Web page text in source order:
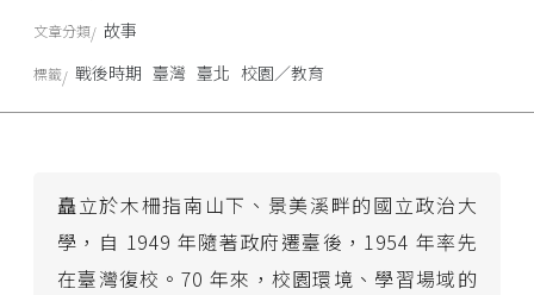
矗立於木柵指南山下、景美溪畔的國立政治大
學，自 1949 年隨著政府遷臺後，1954 年率先
在臺灣復校。70 年來，校園環境、學習場域的
文章分類 故事
標籤 戰後時期 臺灣 臺北 校園／教育